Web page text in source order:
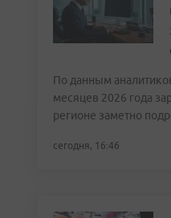
По данным
месяцев 2026 года
регионе заметно
сегодня, 16:46